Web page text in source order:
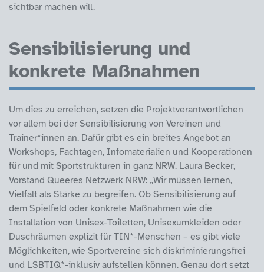
sichtbar machen will.
Sensibilisierung und
konkrete Maßnahmen
Um dies zu erreichen, setzen die Projektverantwortlichen
vor allem bei der Sensibilisierung von Vereinen und
Trainer*innen an. Dafür gibt es ein breites Angebot an
Workshops, Fachtagen, Infomaterialien und Kooperationen
für und mit Sportstrukturen in ganz NRW. Laura Becker,
Vorstand Queeres Netzwerk NRW: „Wir müssen lernen,
Vielfalt als Stärke zu begreifen. Ob Sensibilisierung auf
dem Spielfeld oder konkrete Maßnahmen wie die
Installation von Unisex-Toiletten, Unisexumkleiden oder
Duschräumen explizit für TIN*-Menschen – es gibt viele
Möglichkeiten, wie Sportvereine sich diskriminierungsfrei
und LSBTIQ*-inklusiv aufstellen können. Genau dort setzt